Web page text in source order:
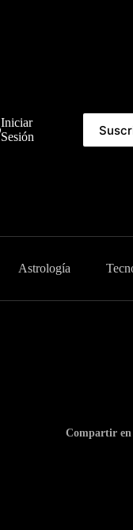
Iniciar
Sesión
Astrología
Compartir en